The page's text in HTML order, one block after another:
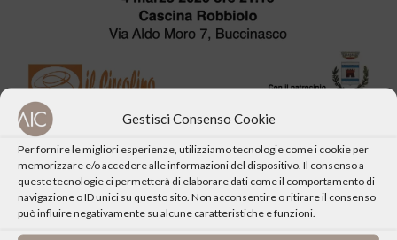
Gestisci Consenso Cookie
Per fornire le migliori esperienze, utilizziamo tecnologie come i cookie per
memorizzare e/o accedere alle informazioni del dispositivo. Il consenso a
queste tecnologie ci permetterà di elaborare dati come il comportamento di
navigazione o ID unici su questo sito. Non acconsentire o ritirare il consenso
può influire negativamente su alcune caratteristiche e funzioni.
CONDIVIDI QUESTO EVENTO